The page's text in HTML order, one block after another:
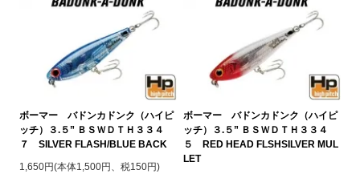
ボーマー バドンカドンク（ハイピ
ッチ）３.５” ＢＳＷＤＴＨ３３４
７ SILVER FLASH/BLUE BACK
1,650円(本体1,500円、税150円)
ボーマー バドンカドンク（ハイピ
ッチ）３.５” ＢＳＷＤＴＨ３３４
５ RED HEAD FLSHSILVER MUL
LET